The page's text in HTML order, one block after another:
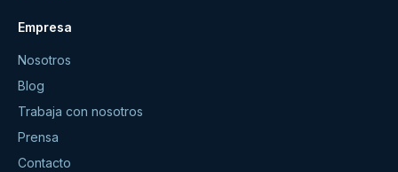
Empresa
Nosotros
Blog
Trabaja con nosotros
Prensa
Contacto